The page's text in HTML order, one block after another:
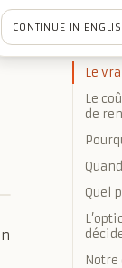
Le
Le
de
Quel
CONTINUE IN